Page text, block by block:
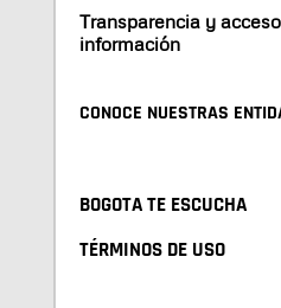
Transparencia y
información
CONOCE NUESTRAS
BOGOTA TE ESCUCHA
TÉRMINOS DE USO